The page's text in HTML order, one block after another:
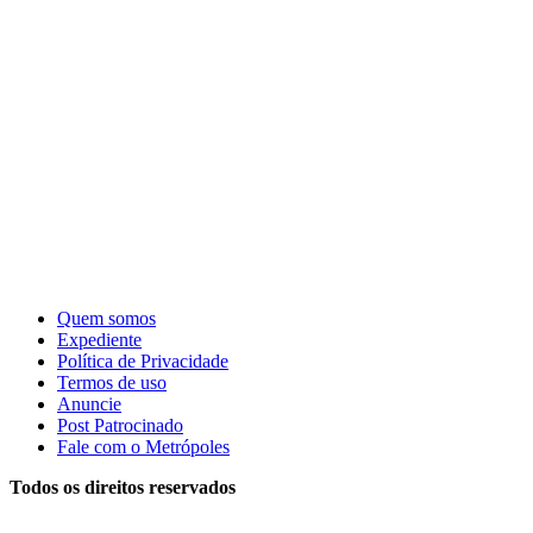
Quem somos
Expediente
Política de Privacidade
Termos de uso
Anuncie
Post Patrocinado
Fale com o Metrópoles
Todos os direitos reservados